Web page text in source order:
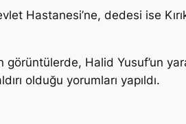
Hastanesi’ne, dedesi ise
görüntülerde, Halid Yusuf’un
olduğu yorumları yapıldı.